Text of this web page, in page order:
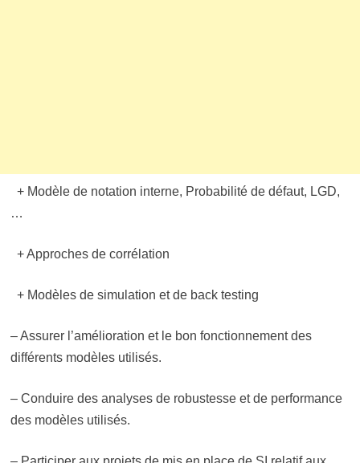
+ Modèle de notation interne, Probabilité de défaut, LGD,
…
+ Approches de corrélation
+ Modèles de simulation et de back testing
– Assurer l’amélioration et le bon fonctionnement des
différents modèles utilisés.
– Conduire des analyses de robustesse et de performance
des modèles utilisés.